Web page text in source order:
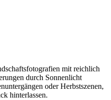
mit reichlich
durch Sonnenlicht
oder Herbstszenen,
hinterlassen.